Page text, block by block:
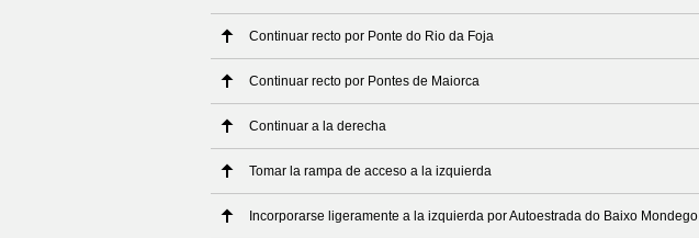
Continuar recto por Ponte do Rio da Foja
Continuar recto por Pontes de Maiorca
Continuar a la derecha
Tomar la rampa de acceso a la izquierda
Incorporarse ligeramente a la izquierda por Autoestrada do Baixo Mondego